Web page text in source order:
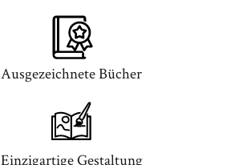
Ausgezeichnete Bücher
Einzigartige Gestaltung